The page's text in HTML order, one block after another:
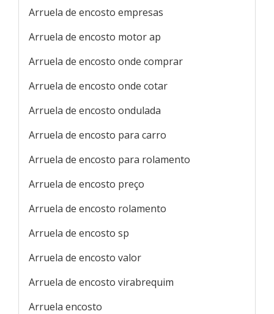
Arruela de encosto empresas
Arruela de encosto motor ap
Arruela de encosto onde comprar
Arruela de encosto onde cotar
Arruela de encosto ondulada
Arruela de encosto para carro
Arruela de encosto para rolamento
Arruela de encosto preço
Arruela de encosto rolamento
Arruela de encosto sp
Arruela de encosto valor
Arruela de encosto virabrequim
Arruela encosto